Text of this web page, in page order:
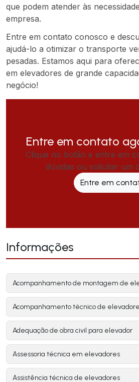
que podem atender às
empresa.
Entre em contato conosco e
ajudá-lo a otimizar o transporte
pesadas. Estamos aqui para
em elevadores de grande
negócio!
Entre em contato
Clique no botão e entre em
dúvidas ou solicitar um
Entre em
Informações
Acompanhamento de montagem de
Acompanhamento técnico de
Adequação de obra civil para elevador
Assessoria técnica em elevadores
Assistência técnica de elevadores